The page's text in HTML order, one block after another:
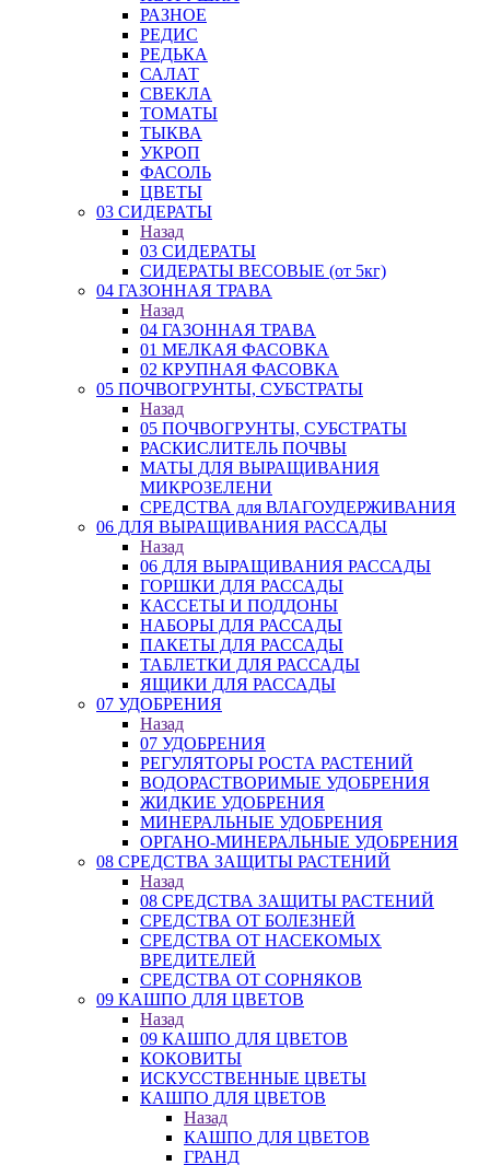
РАЗНОЕ
РЕДИС
РЕДЬКА
САЛАТ
СВЕКЛА
ТОМАТЫ
ТЫКВА
УКРОП
ФАСОЛЬ
ЦВЕТЫ
03 СИДЕРАТЫ
Назад
03 СИДЕРАТЫ
СИДЕРАТЫ ВЕСОВЫЕ (от 5кг)
04 ГАЗОННАЯ ТРАВА
Назад
04 ГАЗОННАЯ ТРАВА
01 МЕЛКАЯ ФАСОВКА
02 КРУПНАЯ ФАСОВКА
05 ПОЧВОГРУНТЫ, СУБСТРАТЫ
Назад
05 ПОЧВОГРУНТЫ, СУБСТРАТЫ
РАСКИСЛИТЕЛЬ ПОЧВЫ
МАТЫ ДЛЯ ВЫРАЩИВАНИЯ
МИКРОЗЕЛЕНИ
СРЕДСТВА для ВЛАГОУДЕРЖИВАНИЯ
06 ДЛЯ ВЫРАЩИВАНИЯ РАССАДЫ
Назад
06 ДЛЯ ВЫРАЩИВАНИЯ РАССАДЫ
ГОРШКИ ДЛЯ РАССАДЫ
КАССЕТЫ И ПОДДОНЫ
НАБОРЫ ДЛЯ РАССАДЫ
ПАКЕТЫ ДЛЯ РАССАДЫ
ТАБЛЕТКИ ДЛЯ РАССАДЫ
ЯЩИКИ ДЛЯ РАССАДЫ
07 УДОБРЕНИЯ
Назад
07 УДОБРЕНИЯ
РЕГУЛЯТОРЫ РОСТА РАСТЕНИЙ
ВОДОРАСТВОРИМЫЕ УДОБРЕНИЯ
ЖИДКИЕ УДОБРЕНИЯ
МИНЕРАЛЬНЫЕ УДОБРЕНИЯ
ОРГАНО-МИНЕРАЛЬНЫЕ УДОБРЕНИЯ
08 СРЕДСТВА ЗАЩИТЫ РАСТЕНИЙ
Назад
08 СРЕДСТВА ЗАЩИТЫ РАСТЕНИЙ
СРЕДСТВА ОТ БОЛЕЗНЕЙ
СРЕДСТВА ОТ НАСЕКОМЫХ
ВРЕДИТЕЛЕЙ
СРЕДСТВА ОТ СОРНЯКОВ
09 КАШПО ДЛЯ ЦВЕТОВ
Назад
09 КАШПО ДЛЯ ЦВЕТОВ
КОКОВИТЫ
ИСКУССТВЕННЫЕ ЦВЕТЫ
КАШПО ДЛЯ ЦВЕТОВ
Назад
КАШПО ДЛЯ ЦВЕТОВ
ГРАНД